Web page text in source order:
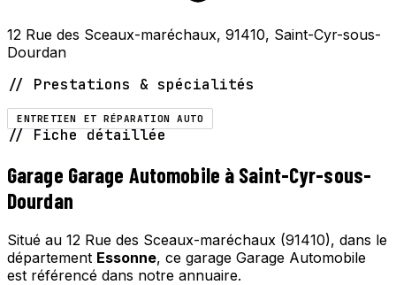
12 Rue des Sceaux-maréchaux, 91410, Saint-Cyr-sous-
Dourdan
// Prestations & spécialités
ENTRETIEN ET RÉPARATION AUTO
// Fiche détaillée
Garage Garage Automobile à Saint-Cyr-sous-
Dourdan
Situé au 12 Rue des Sceaux-maréchaux (91410), dans le
département Essonne, ce garage Garage Automobile
est référencé dans notre annuaire.